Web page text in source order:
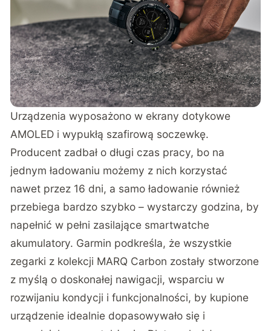
Urządzenia wyposażono w ekrany dotykowe
AMOLED i wypukłą szafirową soczewkę.
Producent zadbał o długi czas pracy, bo na
jednym ładowaniu możemy z nich korzystać
nawet przez 16 dni, a samo ładowanie również
przebiega bardzo szybko – wystarczy godzina, by
napełnić w pełni zasilające smartwatche
akumulatory. Garmin podkreśla, że wszystkie
zegarki z kolekcji MARQ Carbon zostały stworzone
z myślą o doskonałej nawigacji, wsparciu w
rozwijaniu kondycji i funkcjonalności, by kupione
urządzenie idealnie dopasowywało się i